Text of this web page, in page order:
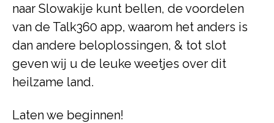
naar Slowakije kunt bellen, de voordelen
van de Talk360 app, waarom het anders is
dan andere beloplossingen, & tot slot
geven wij u de leuke weetjes over dit
heilzame land.
Laten we beginnen!